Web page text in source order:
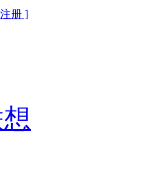
册 ]